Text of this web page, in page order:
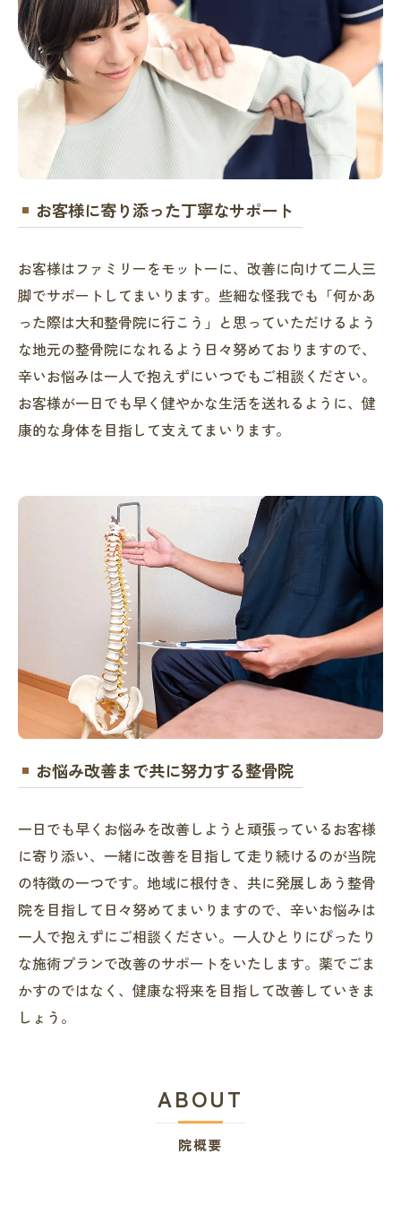
お客様に寄り添った丁寧なサポート
お客様はファミリーをモットーに、改善に向けて二人三
脚でサポートしてまいります。些細な怪我でも「何かあ
った際は大和整骨院に行こう」と思っていただけるよう
な地元の整骨院になれるよう日々努めておりますので、
辛いお悩みは一人で抱えずにいつでもご相談ください。
お客様が一日でも早く健やかな生活を送れるように、健
康的な身体を目指して支えてまいります。
お悩み改善まで共に努力する整骨院
一日でも早くお悩みを改善しようと頑張っているお客様
に寄り添い、一緒に改善を目指して走り続けるのが当院
の特徴の一つです。地域に根付き、共に発展しあう整骨
院を目指して日々努めてまいりますので、辛いお悩みは
一人で抱えずにご相談ください。一人ひとりにぴったり
な施術プランで改善のサポートをいたします。薬でごま
かすのではなく、健康な将来を目指して改善していきま
しょう。
ABOUT
院概要